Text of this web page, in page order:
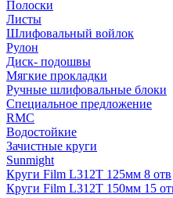
Полоски
Листы
Шлифовальный войлок
Рулон
Диск- подошвы
Мягкие прокладки
Ручные шлифовальные блоки
Специальное предложение
RMC
Водостойкие
Зачистные круги
Sunmight
Круги Film L312T 125мм 8 отв
Круги Film L312T 150мм 15